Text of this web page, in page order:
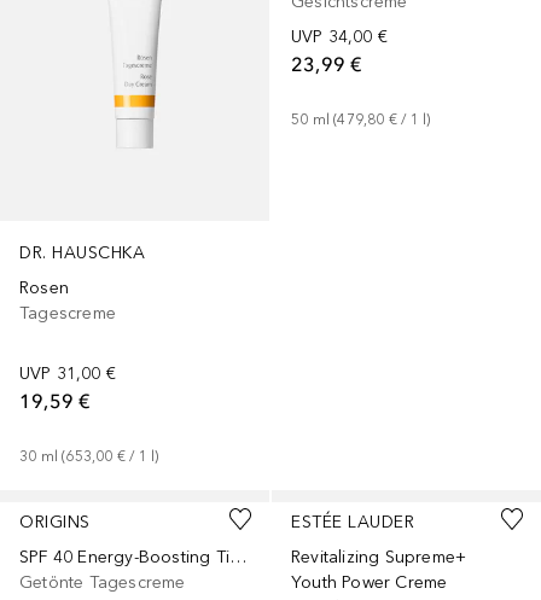
DR. HAUSCHKA
Rosen
Tagescreme
UVP 31,00 €
19,59 €
30 ml (653,00 € / 1 l)
UVP 34,00 €
23,99 €
50 ml (479,80 € / 1 l)
ORIGINS
SPF 40 Energy-Boosting Tinted Moisturizer
Getönte Tagescreme
ESTÉE LAUDER
Revitalizing Supreme+
Youth Power Creme